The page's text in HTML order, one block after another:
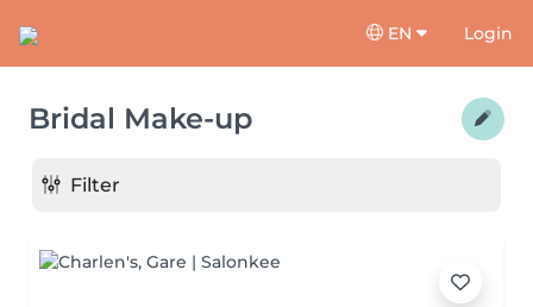
EN Login
Bridal Make-up
Filter